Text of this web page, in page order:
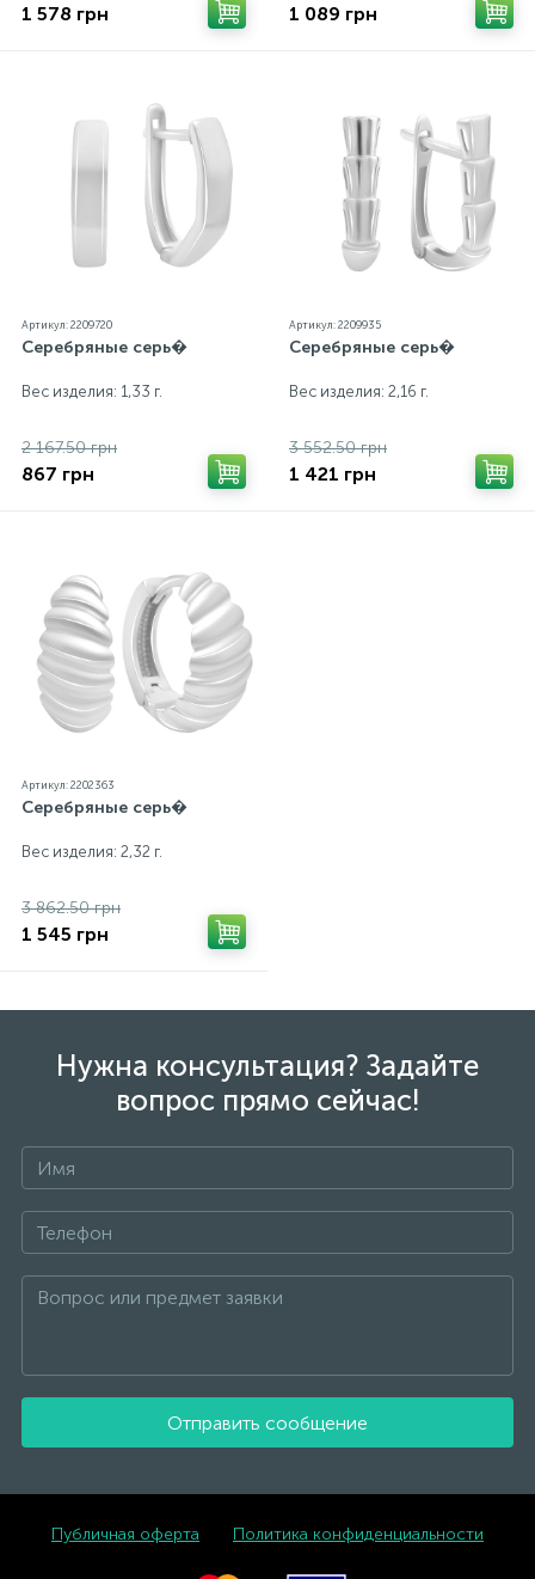
1 578 грн 1 089 грн
Артикул: 2209720
Серебряные серь�
Вес изделия: 1,33 г.
2 167.50 грн
867 грн
Артикул: 2209935
Серебряные серь�
Вес изделия: 2,16 г.
3 552.50 грн
1 421 грн
Артикул: 2202363
Серебряные серь�
Вес изделия: 2,32 г.
3 862.50 грн
1 545 грн
Нужна консультация? Задайте
вопрос прямо сейчас!
Отправить сообщение
Публичная оферта Политика конфиденциальности